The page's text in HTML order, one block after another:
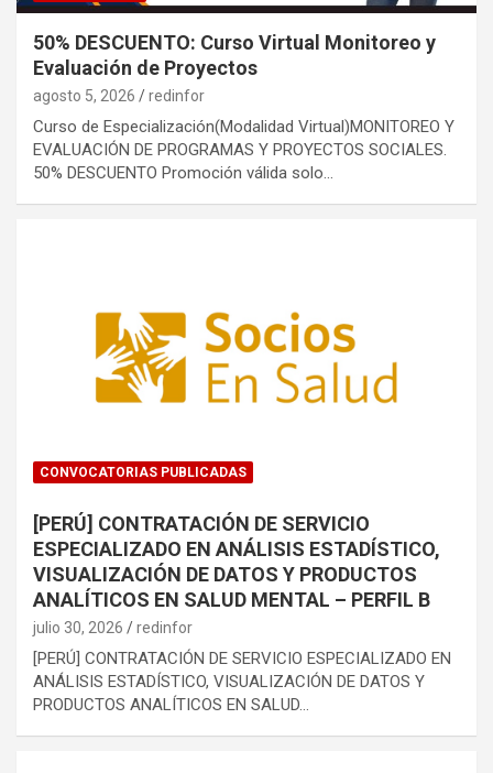
50% DESCUENTO: Curso Virtual Monitoreo y
Evaluación de Proyectos
agosto 5, 2026 redinfor
Curso de Especialización(Modalidad Virtual)MONITOREO Y
EVALUACIÓN DE PROGRAMAS Y PROYECTOS SOCIALES.
50% DESCUENTO Promoción válida solo…
CONVOCATORIAS PUBLICADAS
[PERÚ] CONTRATACIÓN DE SERVICIO
ESPECIALIZADO EN ANÁLISIS ESTADÍSTICO,
VISUALIZACIÓN DE DATOS Y PRODUCTOS
ANALÍTICOS EN SALUD MENTAL – PERFIL B
julio 30, 2026 redinfor
[PERÚ] CONTRATACIÓN DE SERVICIO ESPECIALIZADO EN
ANÁLISIS ESTADÍSTICO, VISUALIZACIÓN DE DATOS Y
PRODUCTOS ANALÍTICOS EN SALUD…